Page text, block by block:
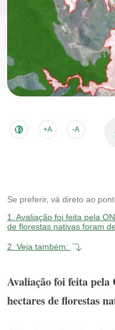
+A -A
Se preferir, vá direto ao
1.
Avaliação foi feita pela
de florestas nativas foram
2. Veja também:
Avaliação foi feita
hectares de florestas